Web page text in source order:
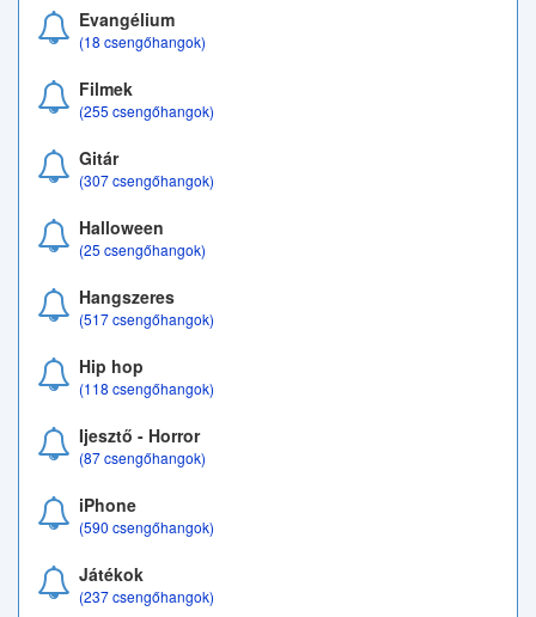
Evangélium
(18 csengőhangok)
Filmek
(255 csengőhangok)
Gitár
(307 csengőhangok)
Halloween
(25 csengőhangok)
Hangszeres
(517 csengőhangok)
Hip hop
(118 csengőhangok)
Ijesztő - Horror
(87 csengőhangok)
iPhone
(590 csengőhangok)
Játékok
(237 csengőhangok)